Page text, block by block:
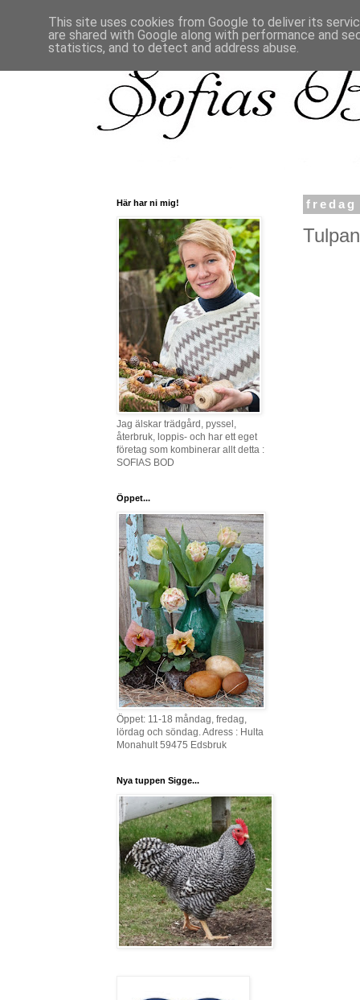
fredag
Här har ni mig!
Jag älskar trädgård, pyssel,
återbruk, loppis- och har ett eget
företag som kombinerar allt detta :
SOFIAS BOD
Öppet...
Öppet: 11-18 måndag, fredag,
lördag och söndag. Adress : Hulta
Monahult 59475 Edsbruk
Nya tuppen Sigge...
This site uses cookies from Google to deliver its
are shared with Google along with performance and
statistics, and to detect and address abuse.